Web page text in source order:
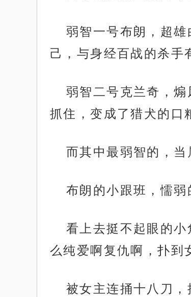
弱智一号布朗，超
己，与身经百战的杀手
弱智二号克兰奇，
抓住，变成了猎犬的口
而其中最弱智的，当
布朗的小跟班，懦弱
看上去挺不起眼的
么纯爱啊复仇啊，扑到
被女主连捅十八刀，